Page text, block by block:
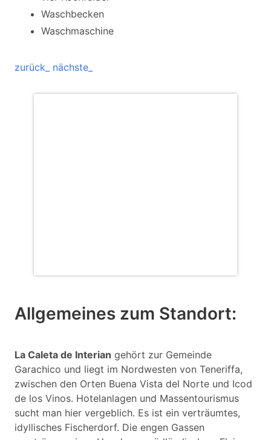
Waschbecken
Waschmaschine
zurück_ nächste_
Allgemeines zum Standort:
La Caleta de Interian gehört zur Gemeinde
Garachico und liegt im Nordwesten von Teneriffa,
zwischen den Orten Buena Vista del Norte und Icod
de los Vinos. Hotelanlagen und Massentourismus
sucht man hier vergeblich. Es ist ein verträumtes,
idyllisches Fischerdorf. Die engen Gassen